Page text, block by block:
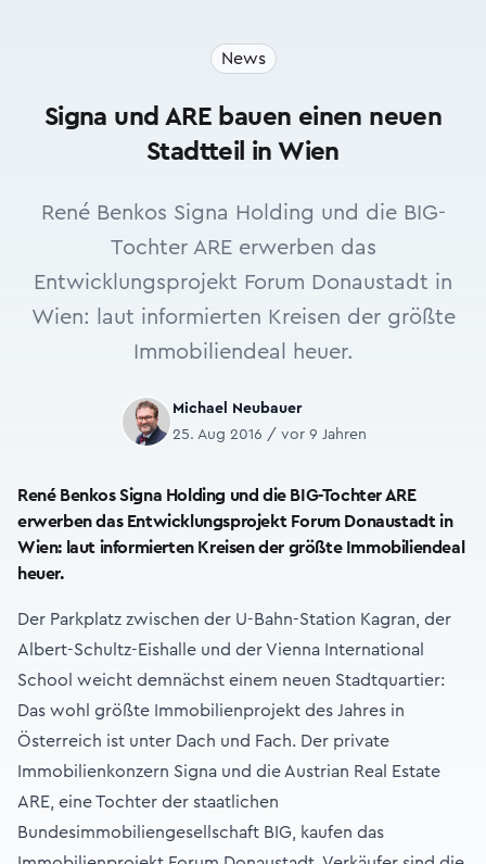
News
Signa und ARE bauen einen neuen
Stadtteil in Wien
René Benkos Signa Holding und die BIG-
Tochter ARE erwerben das
Entwicklungsprojekt Forum Donaustadt in
Wien: laut informierten Kreisen der größte
Immobiliendeal heuer.
Michael Neubauer
25. Aug 2016 / vor 9 Jahren
René Benkos Signa Holding und die BIG-Tochter ARE
erwerben das Entwicklungsprojekt Forum Donaustadt in
Wien: laut informierten Kreisen der größte Immobiliendeal
heuer.
Der Parkplatz zwischen der U-Bahn-Station Kagran, der
Albert-Schultz-Eishalle und der Vienna International
School weicht demnächst einem neuen Stadtquartier:
Das wohl größte Immobilienprojekt des Jahres in
Österreich ist unter Dach und Fach. Der private
Immobilienkonzern Signa und die Austrian Real Estate
ARE, eine Tochter der staatlichen
Bundesimmobiliengesellschaft BIG, kaufen das